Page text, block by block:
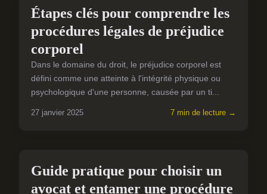
PROCÉDURES SIMPLIFIÉES
Étapes clés pour comprendre les
procédures légales de préjudice
corporel
Dans le domaine du droit, le préjudice corporel est
défini comme une atteinte à l'intégrité physique ou
psychologique d'une personne, causée par un ti...
27 janvier 2025 7 min de lecture →
PROCÉDURES SIMPLIFIÉES
Guide pratique pour choisir un
avocat et entamer une procédure